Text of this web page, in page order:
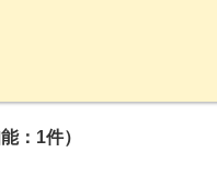
：1件）